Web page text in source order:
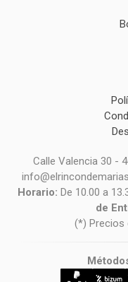
Calle Valencia 30 -
Horario: De 10.00 a
de
(*) Precios